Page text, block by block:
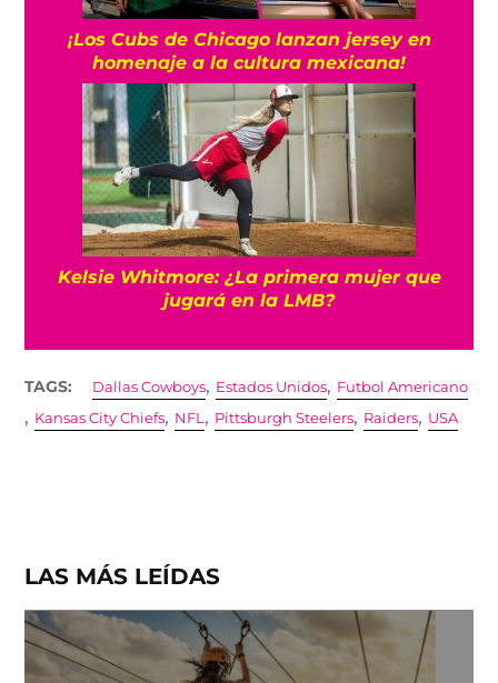
¡Los Cubs de Chicago lanzan jersey en
homenaje a la cultura mexicana!
Kelsie Whitmore: ¿La primera mujer que
jugará en la LMB?
TAGS: Dallas Cowboys, Estados Unidos, Futbol Americano
, Kansas City Chiefs, NFL, Pittsburgh Steelers, Raiders, USA
LAS MÁS LEÍDAS